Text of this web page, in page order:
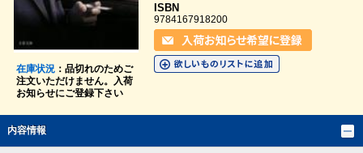
在庫状況：品切れのためご
注文いただけません。入荷
お知らせにご登録下さい
ISBN
9784167918200
内容情報